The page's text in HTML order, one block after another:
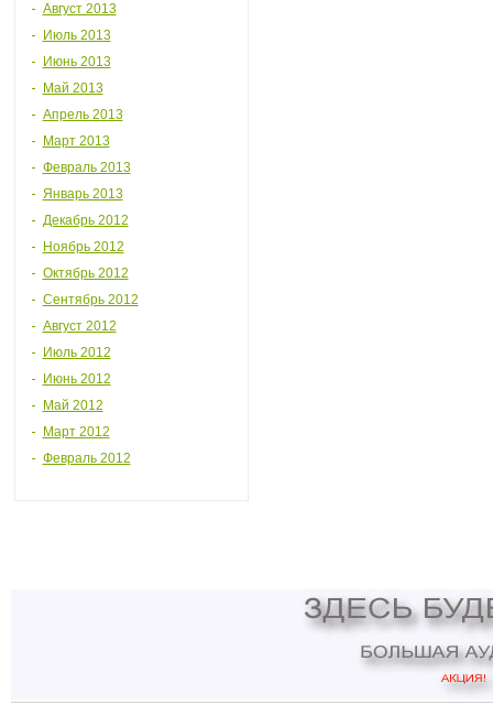
Август 2013
Июль 2013
Июнь 2013
Май 2013
Апрель 2013
Март 2013
Февраль 2013
Январь 2013
Декабрь 2012
Ноябрь 2012
Октябрь 2012
Сентябрь 2012
Август 2012
Июль 2012
Июнь 2012
Май 2012
Март 2012
Февраль 2012